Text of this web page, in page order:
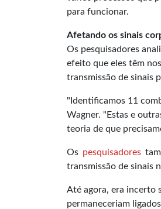
para funcionar.
Afetando os sinais
Os pesquisadores
efeito que eles têm
transmissão de sinais
"Identificamos 11
Wagner. "Estas e
teoria de que
Os pesquisadores
transmissão de sinais
Até agora, era incerto
permaneceriam